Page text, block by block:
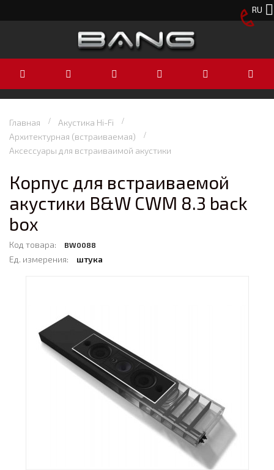
RU
Главная
Акустика Hi-Fi
Архитектурная (встраиваемая)
Аксессуары для встраиваимой акустики
Корпус для встраиваемой
акустики B&W CWM 8.3 back
box
Код товара: BW0088
Ед. измерения: штука